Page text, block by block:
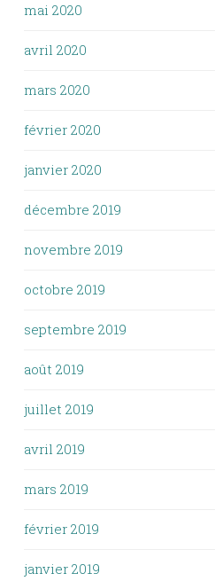
mai 2020
avril 2020
mars 2020
février 2020
janvier 2020
décembre 2019
novembre 2019
octobre 2019
septembre 2019
août 2019
juillet 2019
avril 2019
mars 2019
février 2019
janvier 2019